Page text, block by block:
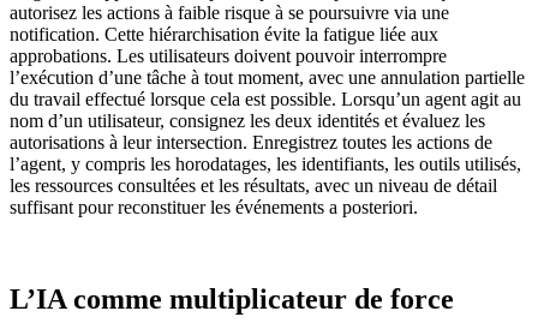
autorisez les actions à faible risque à se poursuivre via une
notification. Cette hiérarchisation évite la fatigue liée aux
approbations. Les utilisateurs doivent pouvoir interrompre
l’exécution d’une tâche à tout moment, avec une annulation partielle
du travail effectué lorsque cela est possible. Lorsqu’un agent agit au
nom d’un utilisateur, consignez les deux identités et évaluez les
autorisations à leur intersection. Enregistrez toutes les actions de
l’agent, y compris les horodatages, les identifiants, les outils utilisés,
les ressources consultées et les résultats, avec un niveau de détail
suffisant pour reconstituer les événements a posteriori.
L’IA comme multiplicateur de force